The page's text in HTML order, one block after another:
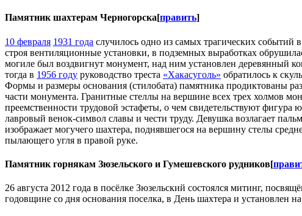
Памятник шахтерам Черногорска[править]
10 февраля 1931 года случилось одно из самых трагических событий
строя вентиляционные установки, в подземных выработках
могиле был воздвигнут монумент, над ним установлен деревянный
тогда в 1956 году руководство треста «Хакасуголь» обратилось к
Формы и размеры основания (стилобата) памятника продиктованы
части монумента. Гранитные стеллы на вершине всех трех холмов
преемственности трудовой эстафеты, о чем свидетельствуют
лавровый венок-символ славы и чести труду. Девушка возлагает
изображает могучего шахтера, поднявшегося на вершину стелы
пылающего угля в правой руке.
Памятник горнякам Зюзельского и Гумешевского рудников[
26 августа 2012 года в посёлке Зюзельский состоялся митинг,
годовщине со дня основания поселка, в День шахтера и установлен